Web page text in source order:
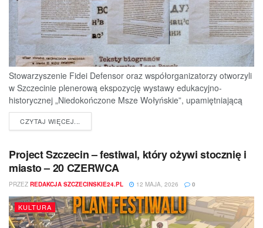
Stowarzyszenie Fidei Defensor oraz współorganizatorzy otworzyli
w Szczecinie plenerową ekspozycję wystawy edukacyjno-
historycznej „Niedokończone Msze Wołyńskie”, upamiętniającą
ofiary jednej z najtragiczniejszych...
CZYTAJ WIĘCEJ...
Project Szczecin – festiwal, który ożywi stocznię i
miasto – 20 CZERWCA
PRZEZ REDAKCJA SZCZECINSKIE24.PL 12 MAJA, 2026 0
KULTURA